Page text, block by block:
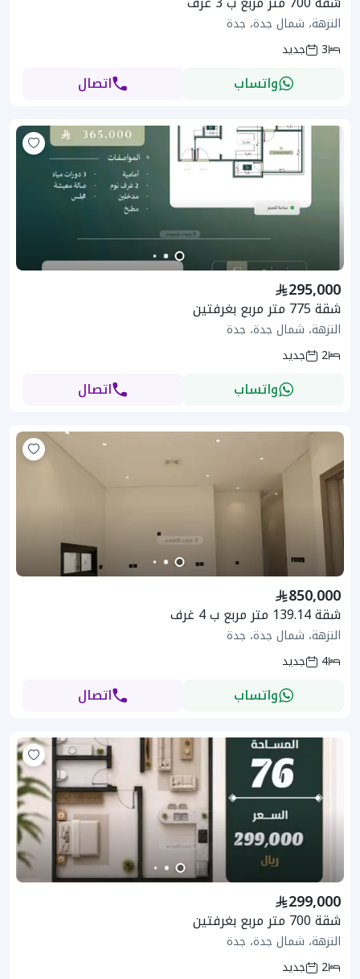
النزهة، شمال جدة، جدة
3
جديد
واتساب اتصال
295,000
شقة 775 متر مربع بغرفتين
النزهة، شمال جدة، جدة
2
جديد
واتساب اتصال
850,000
شقة 139.14 متر مربع ب 4 غرف
النزهة، شمال جدة، جدة
4
جديد
واتساب اتصال
299,000
شقة 700 متر مربع بغرفتين
النزهة، شمال جدة، جدة
2
جديد